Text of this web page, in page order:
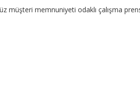
memnuniyeti odaklı çalışma prensibimiz